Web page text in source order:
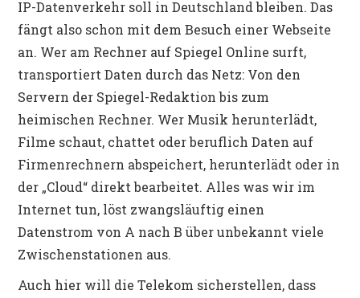
IP-Datenverkehr soll in Deutschland bleiben. Das
fängt also schon mit dem Besuch einer Webseite
an. Wer am Rechner auf Spiegel Online surft,
transportiert Daten durch das Netz: Von den
Servern der Spiegel-Redaktion bis zum
heimischen Rechner. Wer Musik herunterlädt,
Filme schaut, chattet oder beruflich Daten auf
Firmenrechnern abspeichert, herunterlädt oder in
der „Cloud“ direkt bearbeitet. Alles was wir im
Internet tun, löst zwangsläuftig einen
Datenstrom von A nach B über unbekannt viele
Zwischenstationen aus.
Auch hier will die Telekom sicherstellen, dass